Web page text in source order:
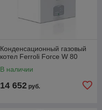
Конденсационный газовый
котел Ferroli Force W 80
В наличии
14 652 руб.